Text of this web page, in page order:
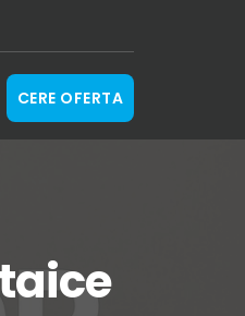
CERE OFERTA